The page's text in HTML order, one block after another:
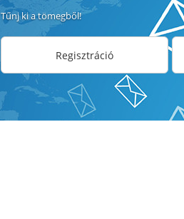
Tűnj ki a tömegből!
Regisztráció